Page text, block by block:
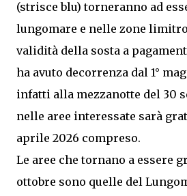
(strisce blu) torneranno ad
lungomare e nelle zone
validità della sosta a
ha avuto decorrenza dal 1°
infatti alla mezzanotte del 30
nelle aree interessate sarà
aprile 2026 compreso.
Le aree che tornano a essere
ottobre sono quelle del